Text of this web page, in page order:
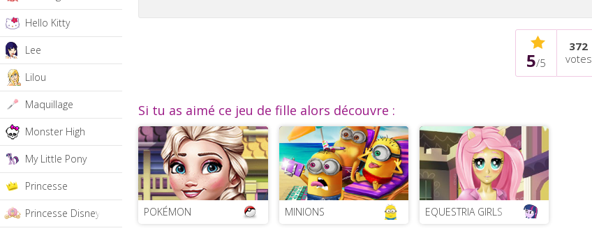
Hello Kitty
Lee
Lilou
Maquillage
Monster High
My Little Pony
Princesse
Princesse Disney
5/5
372
votes
Si tu as aimé ce jeu de fille alors découvre :
POKÉMON MINIONS EQUESTRIA GIRLS